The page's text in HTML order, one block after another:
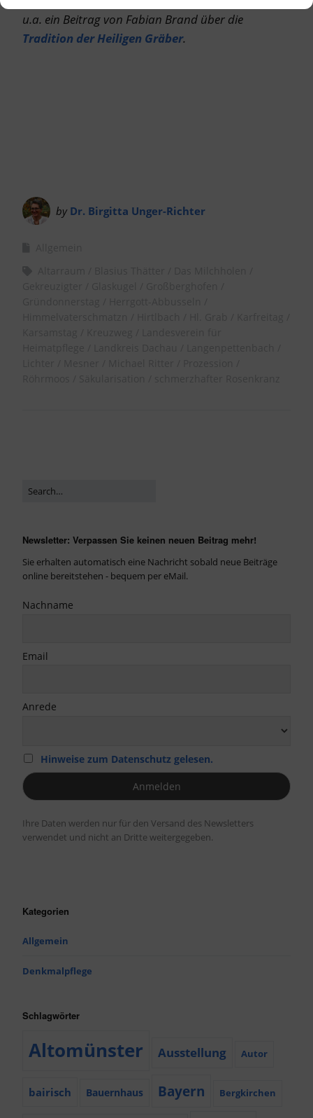
u.a. ein Beitrag von Fabian Brand über die
Tradition der Heiligen Gräber.
by Dr. Birgitta Unger-Richter
Newsletter: Verpassen Sie keinen neuen Beitrag mehr!
Sie erhalten automatisch eine Nachricht sobald neue Beiträge
online bereitstehen - bequem per eMail.
Nachname
Email
Anrede
Hinweise zum Datenschutz gelesen.
Ihre Daten werden nur für den Versand des Newsletters
verwendet und nicht an Dritte weitergegeben.
Kategorien
Allgemein
Denkmalpflege
Schlagwörter
Altomünster Ausstellung Autor
bairisch Bauernhaus Bayern Bergkirchen